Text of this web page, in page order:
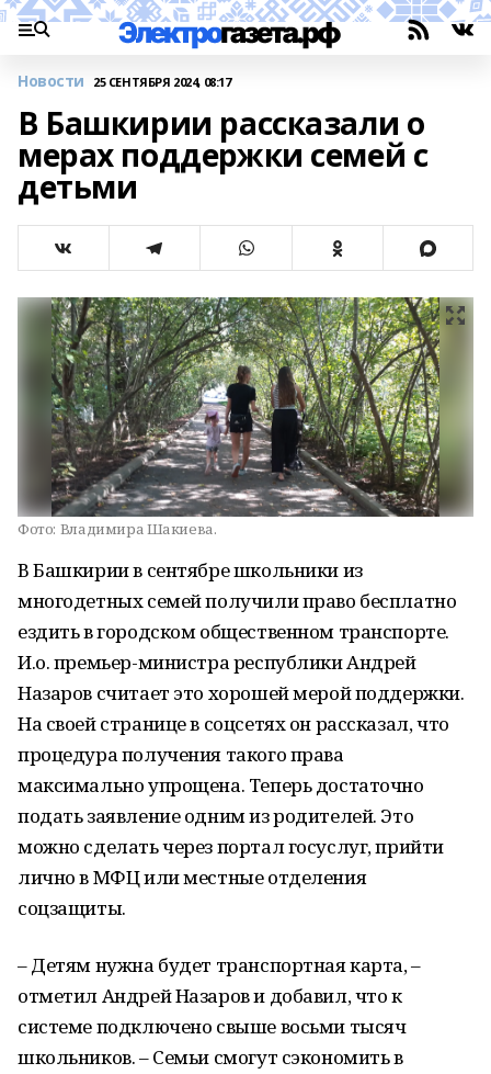
Новости 25 СЕНТЯБРЯ 2024, 08:17
В Башкирии рассказали о
мерах поддержки семей с
детьми
Фото: Владимира Шакиева.
В Башкирии в сентябре школьники из
многодетных семей получили право бесплатно
ездить в городском общественном транспорте.
И.о. премьер-министра республики Андрей
Назаров считает это хорошей мерой поддержки.
На своей странице в соцсетях он рассказал, что
процедура получения такого права
максимально упрощена. Теперь достаточно
подать заявление одним из родителей. Это
можно сделать через портал госуслуг, прийти
лично в МФЦ или местные отделения
соцзащиты.
– Детям нужна будет транспортная карта, –
отметил Андрей Назаров и добавил, что к
системе подключено свыше восьми тысяч
школьников. – Семьи смогут сэкономить в